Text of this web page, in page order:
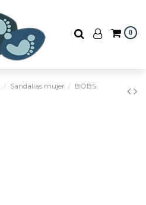
0
Sandalias mujer
BOBS